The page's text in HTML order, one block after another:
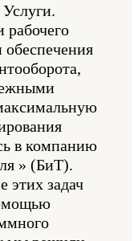
обеспечения
в компанию
» (БиТ).
этих задач